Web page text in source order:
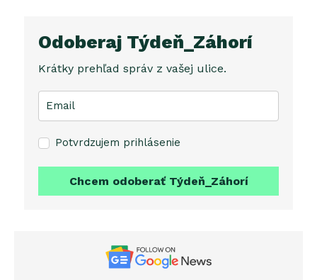
Odoberaj Týdeň_Záhorí
Krátky prehľad správ z vašej ulice.
Potvrdzujem prihlásenie
Chcem odoberať Týdeň_Záhorí